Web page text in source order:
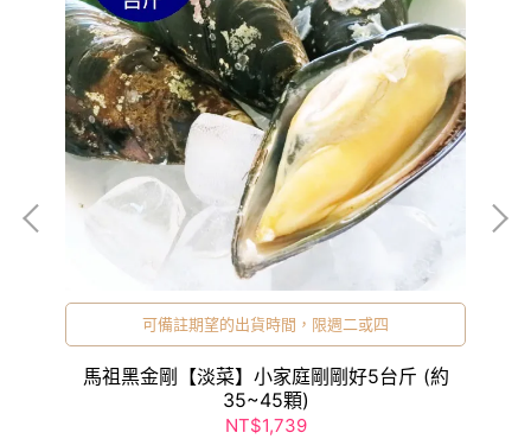
可備註期望的出貨時間，限週二或四
馬祖黑金剛【淡菜】小家庭剛剛好5台斤 (約
35~45顆)
NT$1,739